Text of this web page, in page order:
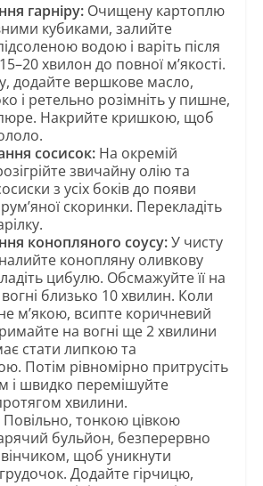
гарніру:Очищену картоплю
кубиками, залийте
водою і варіть після
хвилон до повної м’якості.
додайте вершкове масло,
і ретельно розімніть у пишне,
Накрийте кришкою, щоб
сосисок:На окремій
звичайну олію та
з усіх боків до появи
скоринки. Перекладіть
конопляного соусу:У чисту
конопляну оливкову
цибулю. Обсмажуйте її на
близько 10 хвилин. Коли
м’якою, всипте коричневий
на вогні ще 2 хвилини
стати липкою та
Потім рівномірно притрусіть
і швидко перемішуйте
хвилини.
Повільно, тонкою цівкою
бульйон, безперервно
щоб уникнути
Додайте гірчицю,